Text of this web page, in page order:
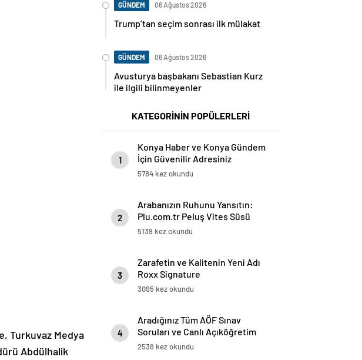
Turkuvaz Medya
Abdülhalik
GÜNDEM 06 Ağustos 2026
Trump’tan seçim sonrası ilk mülakat
GÜNDEM 06 Ağustos 2026
Avusturya başbakanı Sebastian Kurz
ile ilgili bilinmeyenler
KATEGORİNİN POPÜLERLERİ
1
Konya Haber ve Konya Gündem
İçin Güvenilir Adresiniz
5784 kez okundu
2
Arabanızın Ruhunu Yansıtın:
Plu.com.tr Peluş Vites Süsü
Modelleri
5139 kez okundu
3
Zarafetin ve Kalitenin Yeni Adı
Roxx Signature
3095 kez okundu
4
Aradığınız Tüm AÖF Sınav
Soruları ve Canlı Açıköğretim
Forumu Burada
2538 kez okundu